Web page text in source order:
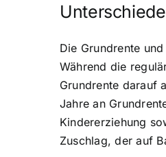
Die Grundrente
Während die
Grundrente darauf
Jahre an
Kindererziehung
Zuschlag, der auf